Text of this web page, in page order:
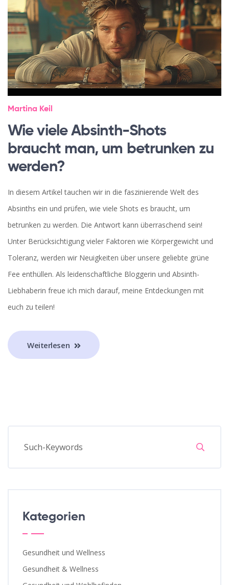
Martina Keil
Wie viele Absinth-Shots
braucht man, um betrunken zu
werden?
In diesem Artikel tauchen wir in die faszinierende Welt des
Absinths ein und prüfen, wie viele Shots es braucht, um
betrunken zu werden. Die Antwort kann überraschend sein!
Unter Berücksichtigung vieler Faktoren wie Körpergewicht und
Toleranz, werden wir Neuigkeiten über unsere geliebte grüne
Fee enthüllen. Als leidenschaftliche Bloggerin und Absinth-
Liebhaberin freue ich mich darauf, meine Entdeckungen mit
euch zu teilen!
Weiterlesen
Kategorien
Gesundheit und Wellness
Gesundheit & Wellness